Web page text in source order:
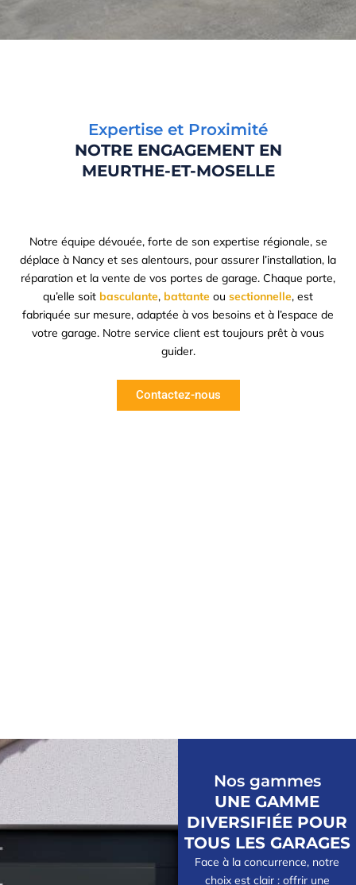
Expertise et Proximité
NOTRE ENGAGEMENT EN
MEURTHE-ET-MOSELLE
Notre équipe dévouée, forte de son expertise régionale, se
déplace à Nancy et ses alentours, pour assurer l’installation, la
réparation et la vente de vos portes de garage. Chaque porte,
qu’elle soit basculante, battante ou sectionnelle, est
fabriquée sur mesure, adaptée à vos besoins et à l’espace de
votre garage. Notre service client est toujours prêt à vous
guider.
Contactez-nous
Nos gammes
UNE GAMME
DIVERSIFIÉE POUR
TOUS LES GARAGES
Face à la concurrence, notre
choix est clair : offrir une